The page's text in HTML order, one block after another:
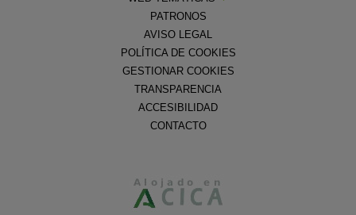
PATRONOS
AVISO LEGAL
POLÍTICA DE COOKIES
GESTIONAR COOKIES
TRANSPARENCIA
ACCESIBILIDAD
CONTACTO